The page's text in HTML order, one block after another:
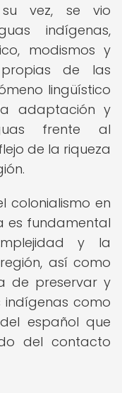
vez, se vio
indígenas,
modismos y
de las
lingüístico
adaptación y
frente al
de la riqueza
colonialismo en
es fundamental
y la
así como
de preservar y
como
español que
del contacto